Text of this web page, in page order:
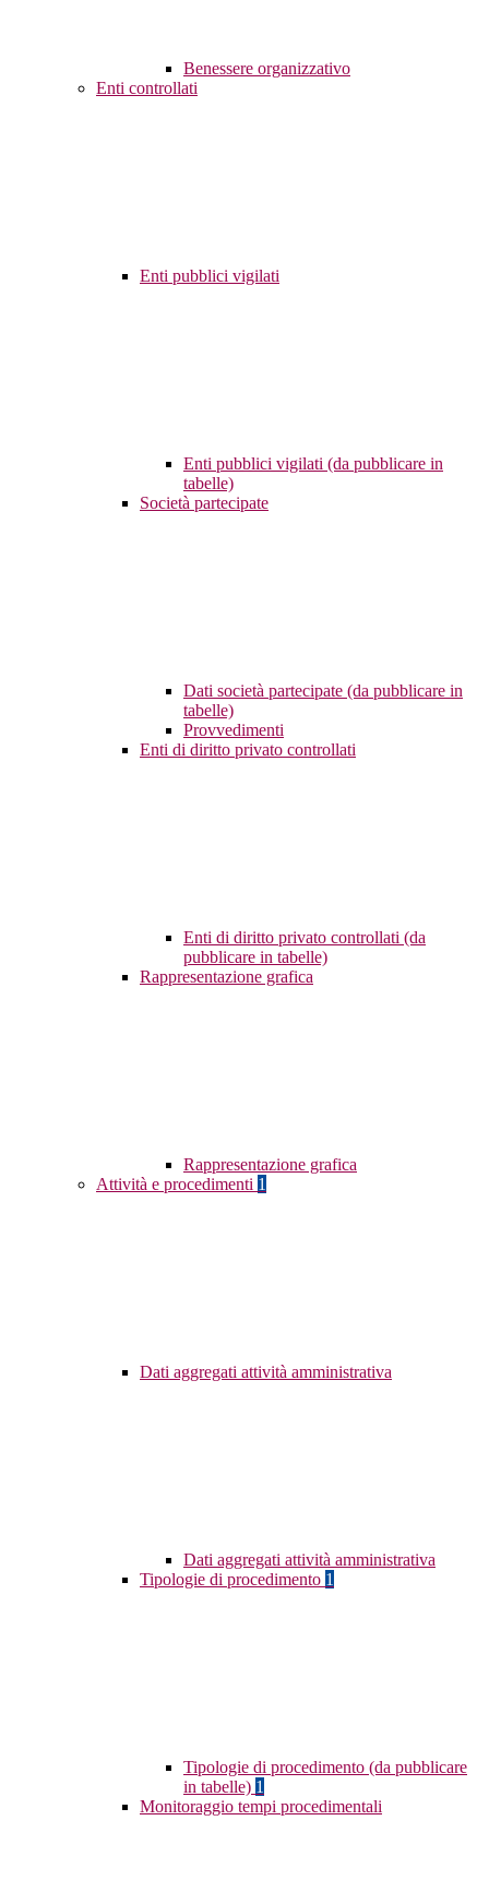
Benessere organizzativo
Enti controllati
Enti pubblici vigilati
Enti pubblici vigilati (da pubblicare in
tabelle)
Società partecipate
Dati società partecipate (da pubblicare in
tabelle)
Provvedimenti
Enti di diritto privato controllati
Enti di diritto privato controllati (da
pubblicare in tabelle)
Rappresentazione grafica
Rappresentazione grafica
Attività e procedimenti 1
Dati aggregati attività amministrativa
Dati aggregati attività amministrativa
Tipologie di procedimento 1
Tipologie di procedimento (da pubblicare
in tabelle) 1
Monitoraggio tempi procedimentali